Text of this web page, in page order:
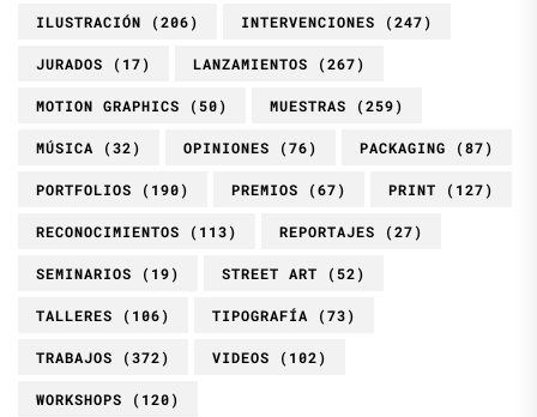
ILUSTRACIÓN (206) INTERVENCIONES (247)
JURADOS (17) LANZAMIENTOS (267)
MOTION GRAPHICS (50) MUESTRAS (259)
MÚSICA (32) OPINIONES (76) PACKAGING (87)
PORTFOLIOS (190) PREMIOS (67) PRINT (127)
RECONOCIMIENTOS (113) REPORTAJES (27)
SEMINARIOS (19) STREET ART (52)
TALLERES (106) TIPOGRAFÍA (73)
TRABAJOS (372) VIDEOS (102)
WORKSHOPS (120)